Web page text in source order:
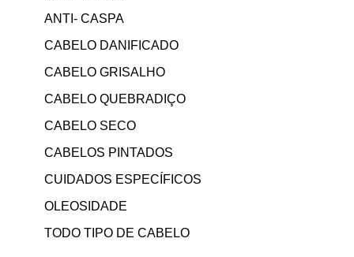
ANTI- CASPA
CABELO DANIFICADO
CABELO GRISALHO
CABELO QUEBRADIÇO
CABELO SECO
CABELOS PINTADOS
CUIDADOS ESPECÍFICOS
OLEOSIDADE
TODO TIPO DE CABELO